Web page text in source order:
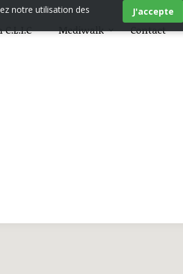
Mediwalk Contact
notre utilisation des J'accepte